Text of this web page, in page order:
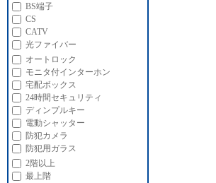
BS端子
CS
CATV
光ファイバー
オートロック
モニタ付インターホン
宅配ボックス
24時間セキュリティ
ディンプルキー
電動シャッター
防犯カメラ
防犯用ガラス
2階以上
最上階